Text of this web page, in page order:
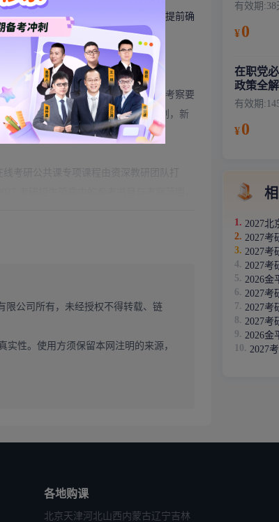
较高，统考剩余名额有限。考生需提前确
的核心依据。考生需严格按照简章考察要
贴合北大考察方向制定精准复习计划，新
要求，帮你高效备考。
性要求，这些直接决定报考资格。考生
报名失败。考生需严格按照北京大学
部分内容，导致初试过线后复试准备不足
限公司所有，未经授权不得转载、链
性。使用方须保留本网注明的来源，
有效期:38
¥0
在职党
政策全
有效期:
¥0
2026金
各地购课
北京天津河北山西内蒙古辽宁吉林